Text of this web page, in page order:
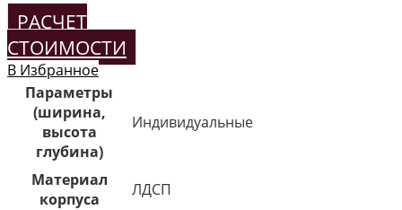
РАСЧЕТ
СТОИМОСТИ
В Избранное
Параметры
(ширина,
высота
глубина)
Индивидуальные
Материал
корпуса
ЛДСП